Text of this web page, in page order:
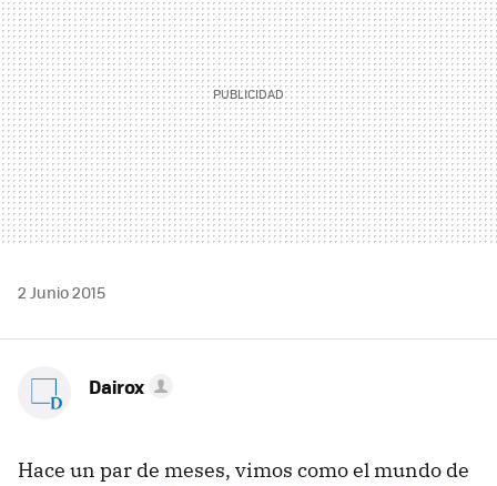
2 Junio 2015
Dairox
Hace un par de meses, vimos como el mundo de